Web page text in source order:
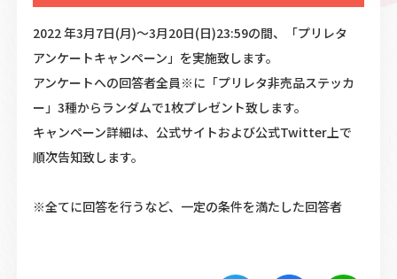
2022 年3月7日(月)〜3月20日(日)23:59の間、「プリレタ
アンケートキャンペーン」を実施致します。
アンケートへの回答者全員※に「プリレタ非売品ステッカ
ー」3種からランダムで1枚プレゼント致します。
キャンペーン詳細は、公式サイトおよび公式Twitter上で
順次告知致します。
※全てに回答を行うなど、一定の条件を満たした回答者